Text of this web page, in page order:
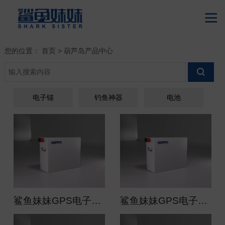

您的位置： 首页 > 葫芦岛产品中心

电子锚 钓鱼神器 电池
鲨鱼妹妹GPS电子锚128V 205Ah专用电池(海洋版）顶流机磷酸铁锂电池 鲨鱼妹妹GPS电子锚72V 205Ah专用电池(海洋版）顶流机磷酸铁锂电池